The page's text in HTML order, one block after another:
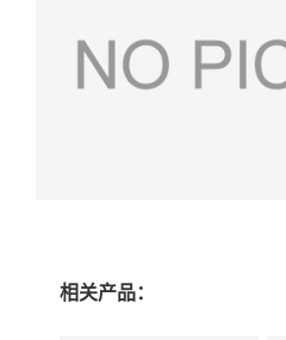
相关产品：